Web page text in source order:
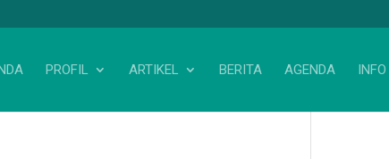
PROFIL ARTIKEL BERITA AGENDA INFO